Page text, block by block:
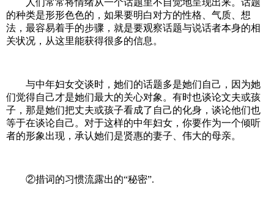
人们常常将情绪从一个话题里不自觉地呈现出来。话题
的种类是形形色色的，如果要明白对方的性格、气质、想
法，最容易着手的步骤，就是要观察话题与说话者本身的相
关状况，从这里能获得很多的信息。
与中年妇女交谈时，她们的话题多是她们自己，因为她
们觉得自己才是她们最大的关心对象。有时也谈论文夫或孩
子，那是她们把丈夫或孩子看成了自己的化身，谈论他们也
等于在谈论自己。对于这样的中年妇女，你要作为一个倾听
者的形象出现，承认她们是贤惠的妻子、伟大的母亲。
②措词的习惯流露出的“秘密”.